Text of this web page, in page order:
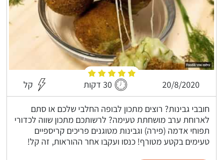
20/8/2020 30 דקות קל
חובבי גבינות? רוצים מתכון לבופה החלבי שלכם או סתם
לארוחת ערב מושחתת טעימה? לרשותכם מתכון שווה לכדורי
תפוחי אדמה (פירה) וגבינות מטוגנים פריכים קריספיים
טעימים בקטע מטורף! כנסו ועקבו אחר ההוראות, זה קל!